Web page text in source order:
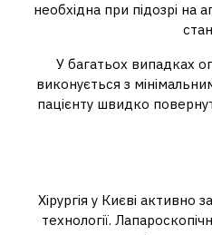
необхідна при підозрі на
У багатьох випадках
виконується з
пацієнту швидко
Хірургія у Києві активно
технології.